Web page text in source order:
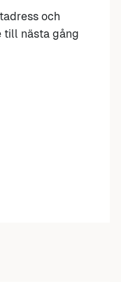
och
till nästa gång